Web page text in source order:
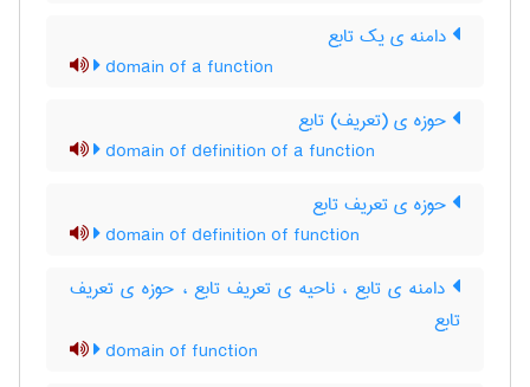
دامنه ی یک تابع
domain of a function
حوزه ی (تعریف) تابع
domain of definition of a function
حوزه ی تعریف تابع
domain of definition of function
دامنه ی تابع ، ناحیه ی تعریف تابع ، حوزه ی تعریف
تابع
domain of function